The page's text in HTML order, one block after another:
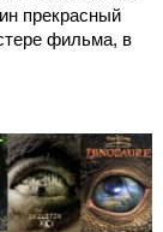
прекрасный
фильма, в